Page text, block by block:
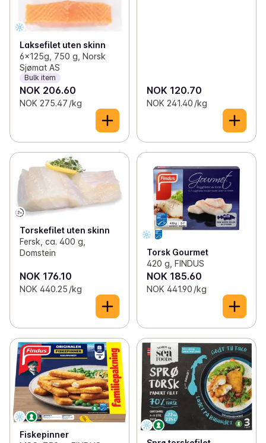
Laksefilet uten skinn
6x125g, 750 g, Norsk
Sjømat AS
Bulk item
NOK 206.60
NOK 275.47 /kg
NOK 120.70
NOK 241.40 /kg
Torskefilet uten skinn
Fersk, ca. 400 g,
Domstein
NOK 176.10
NOK 440.25 /kg
Torsk Gourmet
420 g, FINDUS
NOK 185.60
NOK 441.90 /kg
Fiskepinner